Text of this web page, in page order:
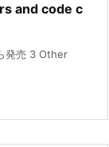
and code c
発売 3 Other